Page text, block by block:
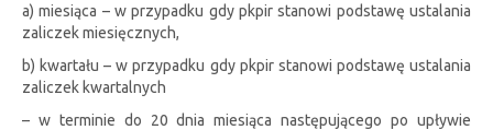
a) miesiąca –w przypadku gdy pkpir stanowi podstawę ustalania
zaliczek miesięcznych,
b) kwartału –w przypadku gdy pkpir stanowi podstawę ustalania
zaliczek kwartalnych
– w terminie do 20 dnia miesiąca następującego po upływie